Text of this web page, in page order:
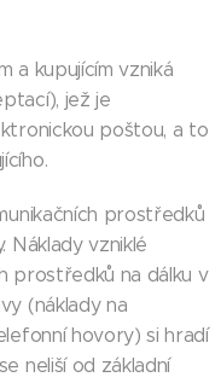
a kupujícím vzniká
jež je
poštou, a to
prostředků
Náklady vzniklé
prostředků na dálku v
(náklady na
hovory) si hradí
neliší od základní